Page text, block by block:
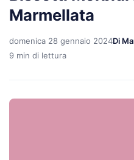
Marmellata
domenica 28 gennaio 2024Di
9 min di lettura